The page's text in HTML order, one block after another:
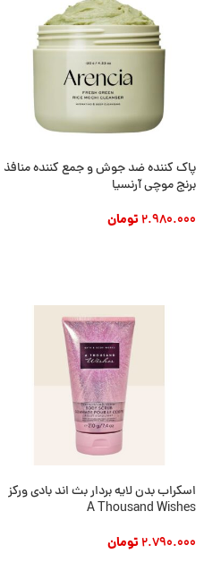
پاک کننده ضد جوش و جمع کننده منافذ
برنج موچی آرنسیا
2.980.000تومان
اسکراب بدن لایه بردار بث اند بادی ورکز
A Thousand Wishes
2.790.000تومان